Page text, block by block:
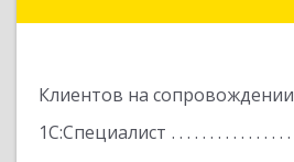
Клиентов на сопровождении
1С:Специалист